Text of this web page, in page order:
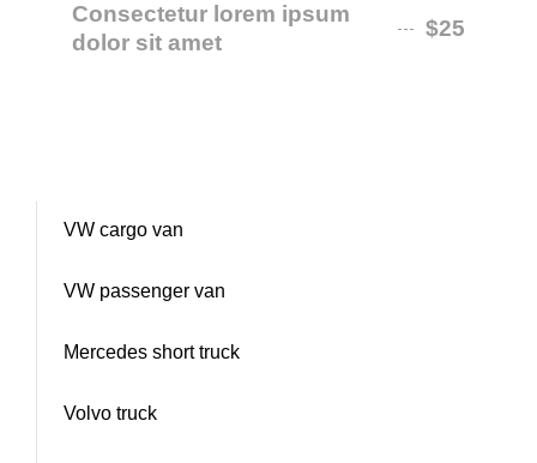
Consectetur lorem ipsum
dolor sit amet
$25
VW cargo van
VW passenger van
Mercedes short truck
Volvo truck